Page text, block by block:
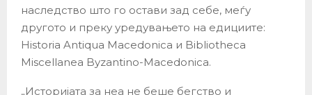
наследство што го остави зад себе, меѓу
другото и преку уредувањето на едициите:
Historia Antiqua Macedonica и Bibliotheca
Miscellanea Byzantino-Macedonica.
„Историјата за неа не беше бегство и